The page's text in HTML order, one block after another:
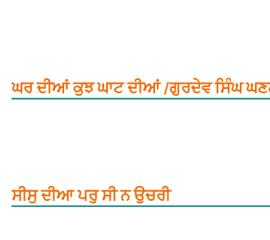
ਘਰ ਦੀਆਂ ਕੁਝ ਘਾਟ ਦੀਆਂ /ਗੁਰਦੇਵ ਸਿੰਘ
ਸੀਸੁ ਦੀਆ ਪਰੁ ਸੀ ਨ ਉਚਰੀ